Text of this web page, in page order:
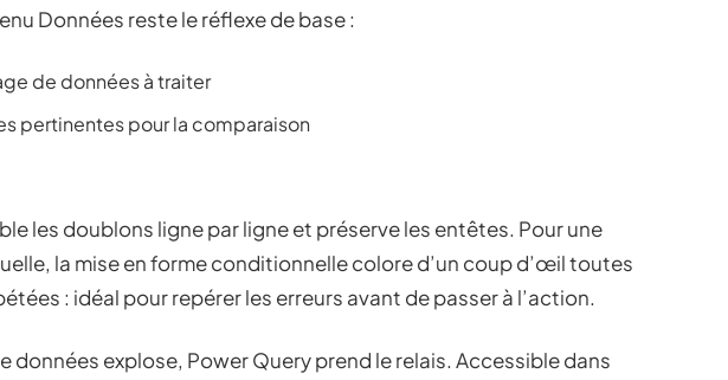
Données reste le réflexe de base :
de données à traiter
pertinentes pour la comparaison
les doublons ligne par ligne et préserve les entêtes. Pour une
la mise en forme conditionnelle colore d’un coup d’œil toutes
: idéal pour repérer les erreurs avant de passer à l’action.
données explose, Power Query prend le relais. Accessible dans